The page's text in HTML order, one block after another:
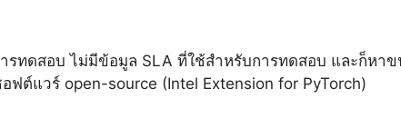
ทดสอบ ไม่มีข้อมูล SLA ที่ใช้สำหรับการทดสอบ และก็หา
ฟต์แวร์ open-source (Intel Extension for PyTorch)